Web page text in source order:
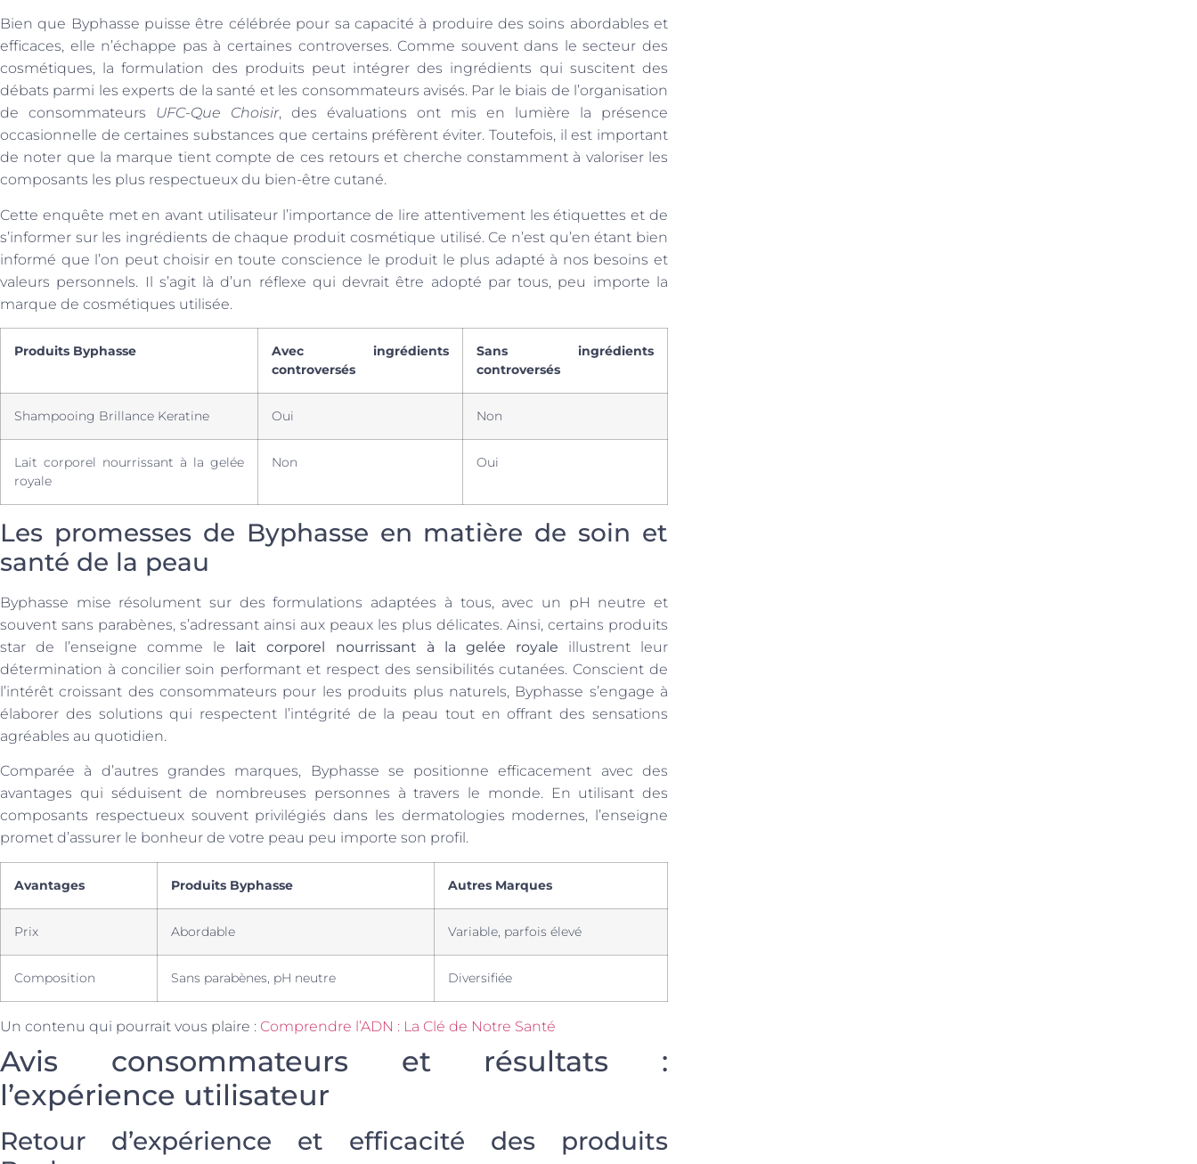
Bien que Byphasse puisse être célébrée pour sa capacité à produire des soins abordables et
efficaces, elle n’échappe pas à certaines controverses. Comme souvent dans le secteur des
cosmétiques, la formulation des produits peut intégrer des ingrédients qui suscitent des
débats parmi les experts de la santé et les consommateurs avisés. Par le biais de l’organisation
de consommateurs UFC-Que Choisir, des évaluations ont mis en lumière la présence
occasionnelle de certaines substances que certains préfèrent éviter. Toutefois, il est important
de noter que la marque tient compte de ces retours et cherche constamment à valoriser les
composants les plus respectueux du bien-être cutané.
Cette enquête met en avant utilisateur l’importance de lire attentivement les étiquettes et de
s’informer sur les ingrédients de chaque produit cosmétique utilisé. Ce n’est qu’en étant bien
informé que l’on peut choisir en toute conscience le produit le plus adapté à nos besoins et
valeurs personnels. Il s’agit là d’un réflexe qui devrait être adopté par tous, peu importe la
marque de cosmétiques utilisée.
Produits Byphasse
Avec ingrédients
controversés
Sans ingrédients
controversés
Shampooing Brillance Keratine Oui Non
Lait corporel nourrissant à la gelée
royale
Non Oui
Les promesses de Byphasse en matière de soin et
santé de la peau
Byphasse mise résolument sur des formulations adaptées à tous, avec un pH neutre et
souvent sans parabènes, s’adressant ainsi aux peaux les plus délicates. Ainsi, certains produits
star de l’enseigne comme le lait corporel nourrissant à la gelée royale illustrent leur
détermination à concilier soin performant et respect des sensibilités cutanées. Conscient de
l’intérêt croissant des consommateurs pour les produits plus naturels, Byphasse s’engage à
élaborer des solutions qui respectent l’intégrité de la peau tout en offrant des sensations
agréables au quotidien.
Comparée à d’autres grandes marques, Byphasse se positionne efficacement avec des
avantages qui séduisent de nombreuses personnes à travers le monde. En utilisant des
composants respectueux souvent privilégiés dans les dermatologies modernes, l’enseigne
promet d’assurer le bonheur de votre peau peu importe son profil.
Avantages Produits Byphasse Autres Marques
Prix Abordable Variable, parfois élevé
Composition Sans parabènes, pH neutre Diversifiée
Un contenu qui pourrait vous plaire : Comprendre l’ADN : La Clé de Notre Santé
Avis consommateurs et résultats :
l’expérience utilisateur
Retour d’expérience et efficacité des produits